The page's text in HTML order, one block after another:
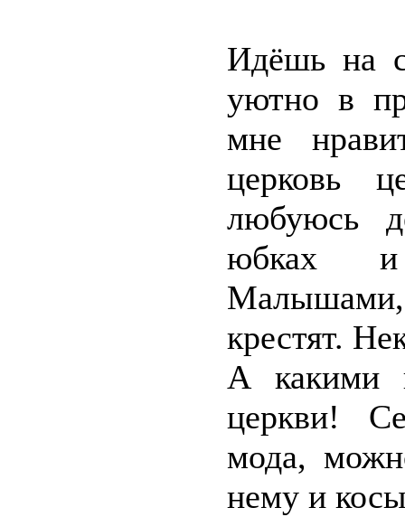
Идёшь на
уютно в
мне
церковь
любуюсь
юбках и
крестят.
А какими
церкви!
мода,
нему и